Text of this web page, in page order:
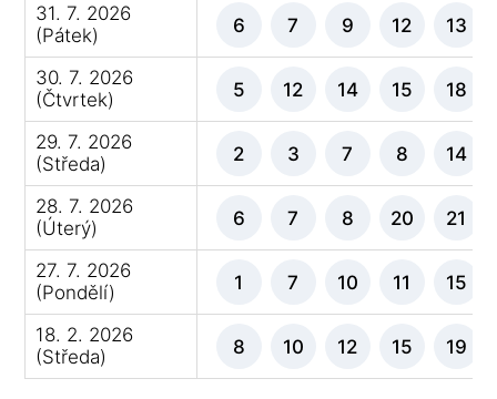
31. 7. 2026
(Pátek)
6 7 9 12 13
30. 7. 2026
(Čtvrtek)
5 12 14 15 18
29. 7. 2026
(Středa)
2 3 7 8 14
28. 7. 2026
(Úterý)
6 7 8 20 21
27. 7. 2026
(Pondělí)
1 7 10 11 15
18. 2. 2026
(Středa)
8 10 12 15 19